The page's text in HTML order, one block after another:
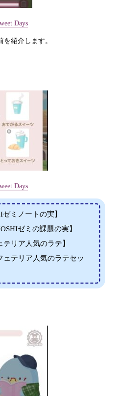
Days
紹介します。
Days
ミノートの実】
ゼミの課題の実】
リア人気のラテ】
ェテリア人気のラテセッ